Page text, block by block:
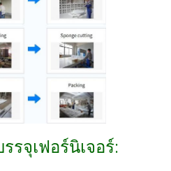
รจุเฟอร์นิเจอร์: